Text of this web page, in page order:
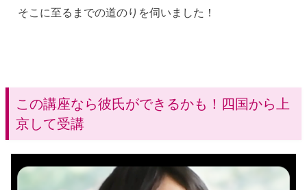
そこに至るまでの道のりを伺いました！
この講座なら彼氏ができるかも！四国から上
京して受講